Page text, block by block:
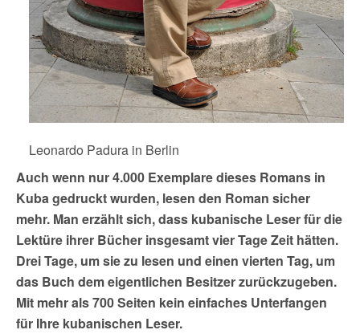
Leonardo Padura in Berlin
Auch wenn nur 4.000 Exemplare dieses Romans in
Kuba gedruckt wurden, lesen den Roman sicher
mehr. Man erzählt sich, dass kubanische Leser für die
Lektüre ihrer Bücher insgesamt vier Tage Zeit hätten.
Drei Tage, um sie zu lesen und einen vierten Tag, um
das Buch dem eigentlichen Besitzer zurückzugeben.
Mit mehr als 700 Seiten kein einfaches Unterfangen
für Ihre kubanischen Leser.